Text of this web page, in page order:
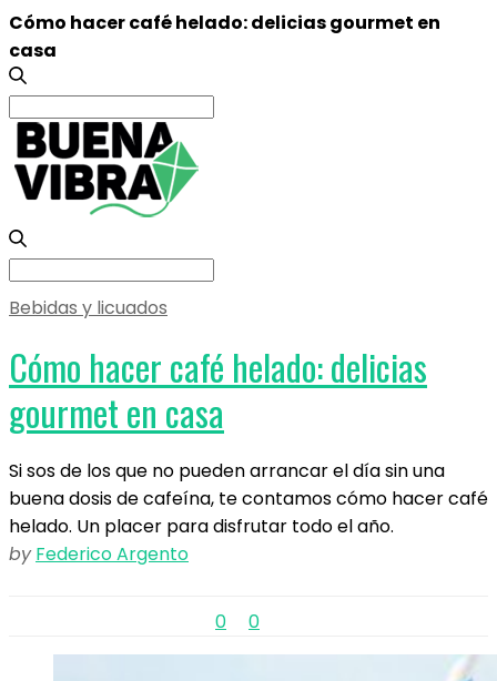
Cómo hacer café helado: delicias gourmet en
casa
Search
for:
Search
Bebidas y licuados
Cómo hacer café helado: delicias
gourmet en casa
Si sos de los que no pueden arrancar el día sin una
buena dosis de cafeína, te contamos cómo hacer café
helado. Un placer para disfrutar todo el año.
by Federico Argento
0 0